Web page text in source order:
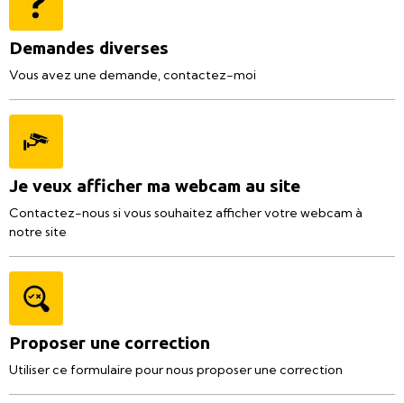
Demandes diverses
Vous avez une demande, contactez-moi
Je veux afficher ma webcam au site
Contactez-nous si vous souhaitez afficher votre webcam à
notre site
Proposer une correction
Utiliser ce formulaire pour nous proposer une correction